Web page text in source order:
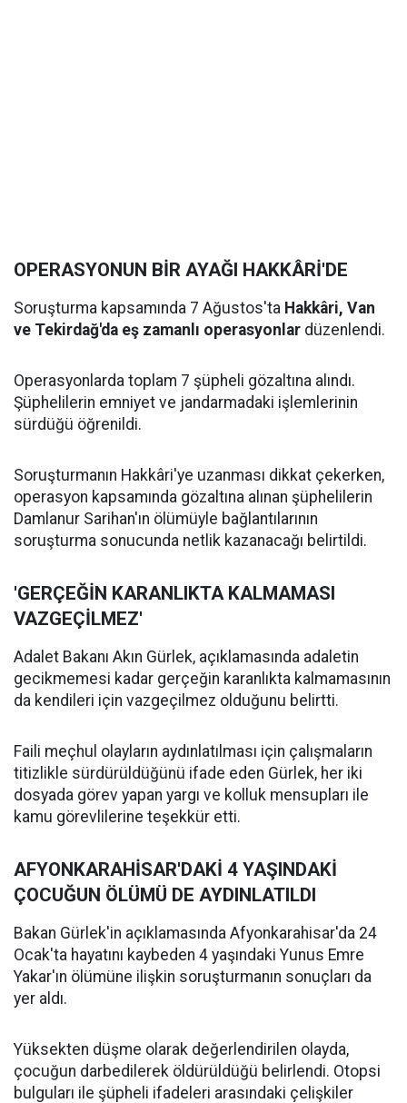
OPERASYONUN BİR AYAĞI HAKKÂRİ'DE
Soruşturma kapsamında 7 Ağustos'ta Hakkâri, Van
ve Tekirdağ'da eş zamanlı operasyonlar düzenlendi.
Operasyonlarda toplam 7 şüpheli gözaltına alındı.
Şüphelilerin emniyet ve jandarmadaki işlemlerinin
sürdüğü öğrenildi.
Soruşturmanın Hakkâri'ye uzanması dikkat çekerken,
operasyon kapsamında gözaltına alınan şüphelilerin
Damlanur Sarihan'ın ölümüyle bağlantılarının
soruşturma sonucunda netlik kazanacağı belirtildi.
'GERÇEĞİN KARANLIKTA KALMAMASI
VAZGEÇİLMEZ'
Adalet Bakanı Akın Gürlek, açıklamasında adaletin
gecikmemesi kadar gerçeğin karanlıkta kalmamasının
da kendileri için vazgeçilmez olduğunu belirtti.
Faili meçhul olayların aydınlatılması için çalışmaların
titizlikle sürdürüldüğünü ifade eden Gürlek, her iki
dosyada görev yapan yargı ve kolluk mensupları ile
kamu görevlilerine teşekkür etti.
AFYONKARAHİSAR'DAKİ 4 YAŞINDAKİ
ÇOCUĞUN ÖLÜMÜ DE AYDINLATILDI
Bakan Gürlek'in açıklamasında Afyonkarahisar'da 24
Ocak'ta hayatını kaybeden 4 yaşındaki Yunus Emre
Yakar'ın ölümüne ilişkin soruşturmanın sonuçları da
yer aldı.
Yüksekten düşme olarak değerlendirilen olayda,
çocuğun darbedilerek öldürüldüğü belirlendi. Otopsi
bulguları ile şüpheli ifadeleri arasındaki çelişkiler